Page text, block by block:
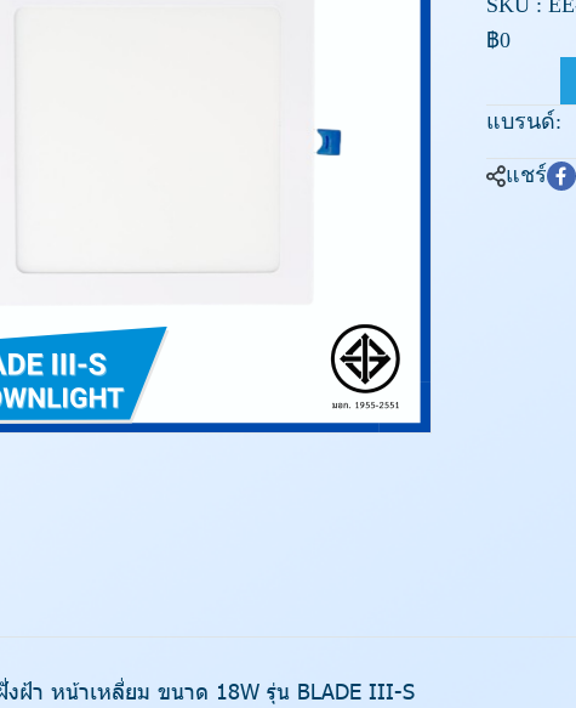
฿0
แบรนด์:
แชร์
ฝ้า หน้าเหลี่ยม ขนาด 18W รุ่น BLADE III-S